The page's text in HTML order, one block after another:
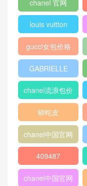
peekaboo
Micro Luggage
chanel 官网
louis vuitton
gucci女包价格
GABRIELLE
chanel流浪包价
格
蟒蛇皮